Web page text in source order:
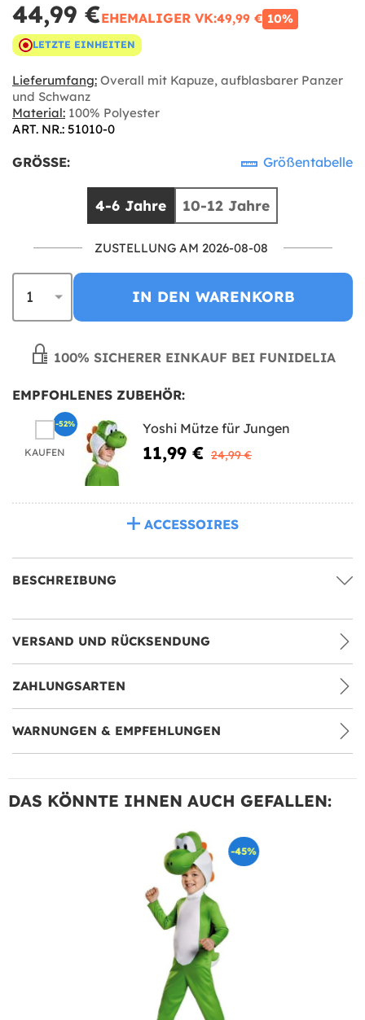
44,99 €EHEMALIGER VK:49,99 € 10%
LETZTE EINHEITEN
Lieferumfang: Overall mit Kapuze, aufblasbarer Panzer
und Schwanz
Material: 100% Polyester
ART. NR.: 51010-0
GRÖSSE: Größentabelle
4-6 Jahre 10-12 Jahre
ZUSTELLUNG AM 2026-08-08
IN DEN WARENKORB
100% SICHERER EINKAUF BEI FUNIDELIA
EMPFOHLENES ZUBEHÖR:
KAUFEN
Yoshi Mütze für Jungen
11,99 € 24,99 €
-52%
ACCESSOIRES
BESCHREIBUNG
VERSAND UND RÜCKSENDUNG
ZAHLUNGSARTEN
WARNUNGEN & EMPFEHLUNGEN
DAS KÖNNTE IHNEN AUCH GEFALLEN:
-45%